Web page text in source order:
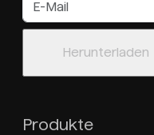
Produkte